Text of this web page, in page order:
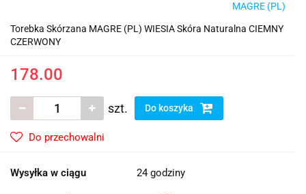
MAGRE (PL)
Torebka Skórzana MAGRE (PL) WIESIA Skóra Naturalna CIEMNY
CZERWONY
178.00
szt. Do koszyka
Do przechowalni
Wysyłka w ciągu 24 godziny